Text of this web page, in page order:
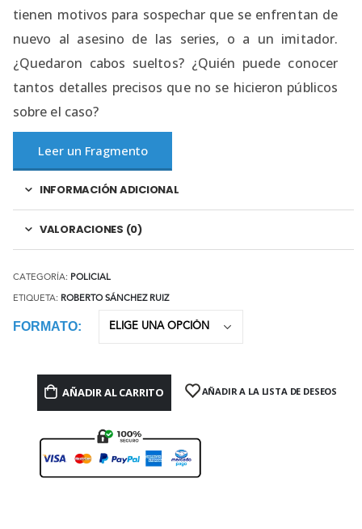
tienen motivos para sospechar que se enfrentan de
nuevo al asesino de las series, o a un imitador.
¿Quedaron cabos sueltos? ¿Quién puede conocer
tantos detalles precisos que no se hicieron públicos
sobre el caso?
Leer un Fragmento
INFORMACIÓN ADICIONAL
VALORACIONES (0)
CATEGORÍA: POLICIAL
ETIQUETA: ROBERTO SÁNCHEZ RUIZ
FORMATO
AÑADIR AL CARRITO AÑADIR A LA LISTA DE DESEOS